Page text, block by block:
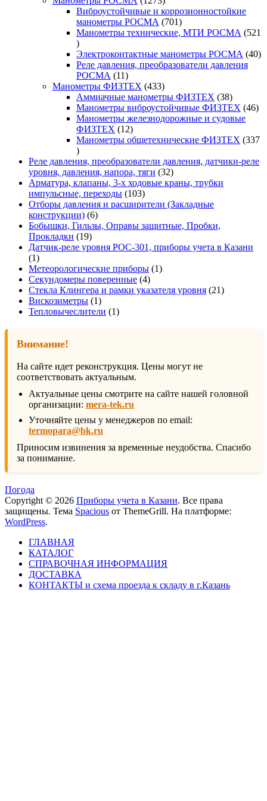
товара
Виброустойчивые и коррозионностойкие
манометры РОСМА
701701
товар
Манометры технические, МТИ РОСМА
521
521
товар
Электроконтактные манометры РОСМА 4040
Реле давления, преобразователи давления
РОСМА
1111
товаров
Манометры ФИЗТЕХ 433433
товара
Аммиачные манометры ФИЗТЕХ 3838
товаров
Манометры виброустойчивые ФИЗТЕХ 4646
Манометры железнодорожные и судовые
ФИЗТЕХ
1212
товаров
Манометры общетехнические ФИЗТЕХ 337
337
товаров
Реле давления, преобразователи давления, датчики-реле
уровня, давления, напора, тяги 3232
товара
Арматура, клапаны, 3-х ходовые краны, трубки
импульсные, переходы 103103
товара
Отборы давления и расширители (Закладные
конструкции) 66
товаров
Бобышки, Гильзы, Оправы защитные, Пробки,
Прокладки
1919
товаров
Датчик-реле уровня РОС-301, приборы учета в Казани
11
товар
Метеорологические приборы 11
Секундомеры поверенные 44
товара
Стекла Клингера и рамки указателя уровня 2121
Вискозиметры 11
товар
Тепловычеслители 11
Внимание!
На сайте идет реконструкция. Цены могут не
соответствовать актуальным.
Актуальные цены смотрите на сайте нашей головной
организации: mera-tek.ru
Уточняйте цены у менеджеров по email:
termopara@bk.ru
Приносим извинения за временные неудобства. Спасибо
за понимание.
Погода
Copyright © 2026 Приборы учета в Казани. Все права
защищены. Тема Spacious от ThemeGrill. На платформе:
WordPress.
ГЛАВНАЯ
КАТАЛОГ
СПРАВОЧНАЯ ИНФОРМАЦИЯ
ДОСТАВКА
КОНТАКТЫ и схема проезда к складу в г.Казань